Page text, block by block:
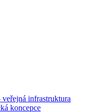
infrastruktura
koncepce